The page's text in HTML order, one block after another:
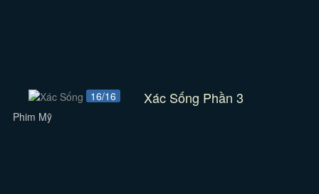
16/16 Xác Sống Phần 3
Phim Mỹ